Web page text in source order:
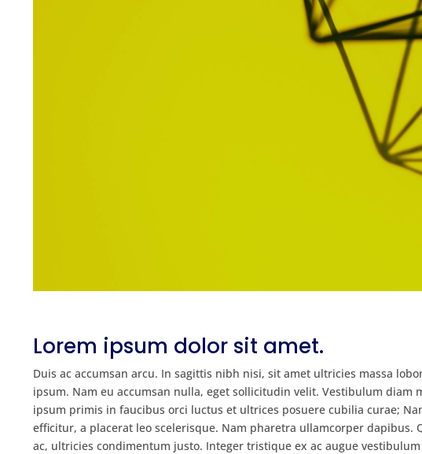
Lorem ipsum dolor sit amet.
Duis ac accumsan arcu. In sagittis nibh nisi, sit amet ultricies massa
ipsum. Nam eu accumsan nulla, eget sollicitudin velit. Vestibulum diam
ipsum primis in faucibus orci luctus et ultrices posuere cubilia curae;
efficitur, a placerat leo scelerisque. Nam pharetra ullamcorper
ac, ultricies condimentum justo. Integer tristique ex ac augue